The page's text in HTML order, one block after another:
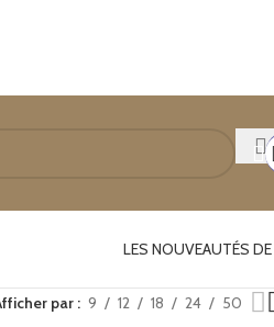
LES NOUVEAUTÉS DE
par 9 12 18 24 50